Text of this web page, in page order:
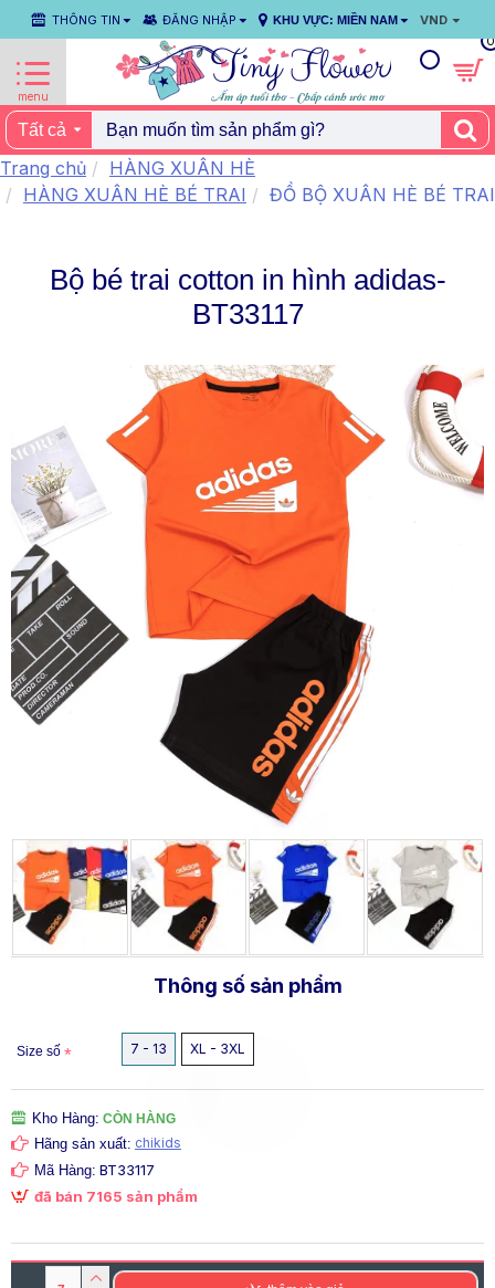
THÔNG TIN ĐĂNG NHẬP KHU VỰC: MIỀN NAM
VND
0
Tất cả
Trang chủ
HÀNG XUÂN HÈ
HÀNG XUÂN HÈ BÉ TRAI
ĐỒ BỘ XUÂN HÈ BÉ TRAI
Bộ bé trai cotton in hình adidas-
BT33117
Kho Hàng: CÒN HÀNG
Hãng sản xuất: chikids
Mã Hàng: BT33117
đã bán 7165 sản phẩm
Thông số sản phẩm
Size số 7 - 13 XL - 3XL